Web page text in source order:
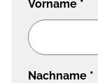
Vorname *
Nachname *